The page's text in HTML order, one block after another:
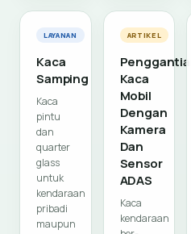
LAYANAN
Kaca
Samping
Kaca
pintu
dan
quarter
glass
untuk
kendaraan
pribadi
maupun
ARTIKEL
Penggantian
Kaca
Mobil
Dengan
Kamera
Dan
Sensor
ADAS
Kaca
kendaraan